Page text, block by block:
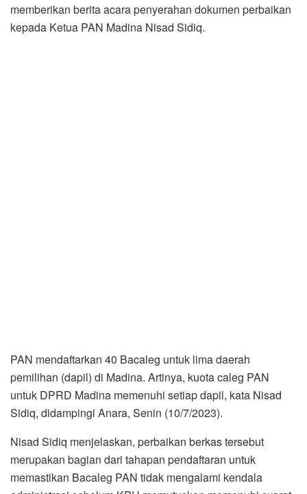
memberikan berita acara penyerahan dokumen perbaikan
kepada Ketua PAN Madina Nisad Sidiq.
PAN mendaftarkan 40 Bacaleg untuk lima daerah
pemilihan (dapil) di Madina. Artinya, kuota caleg PAN
untuk DPRD Madina memenuhi setiap dapil, kata Nisad
Sidiq, didampingi Anara, Senin (10/7/2023).
Nisad Sidiq menjelaskan, perbaikan berkas tersebut
merupakan bagian dari tahapan pendaftaran untuk
memastikan Bacaleg PAN tidak mengalami kendala